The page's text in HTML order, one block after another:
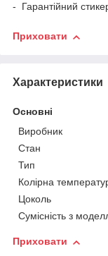
- Гарантійний
Приховати
Характеристики
Основні
Виробник
Стан
Тип
Колірна
Цоколь
Сумісність з
Приховати